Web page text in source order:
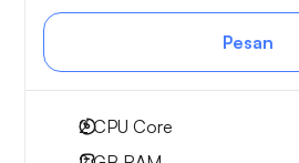
Pesan
2CPU Core